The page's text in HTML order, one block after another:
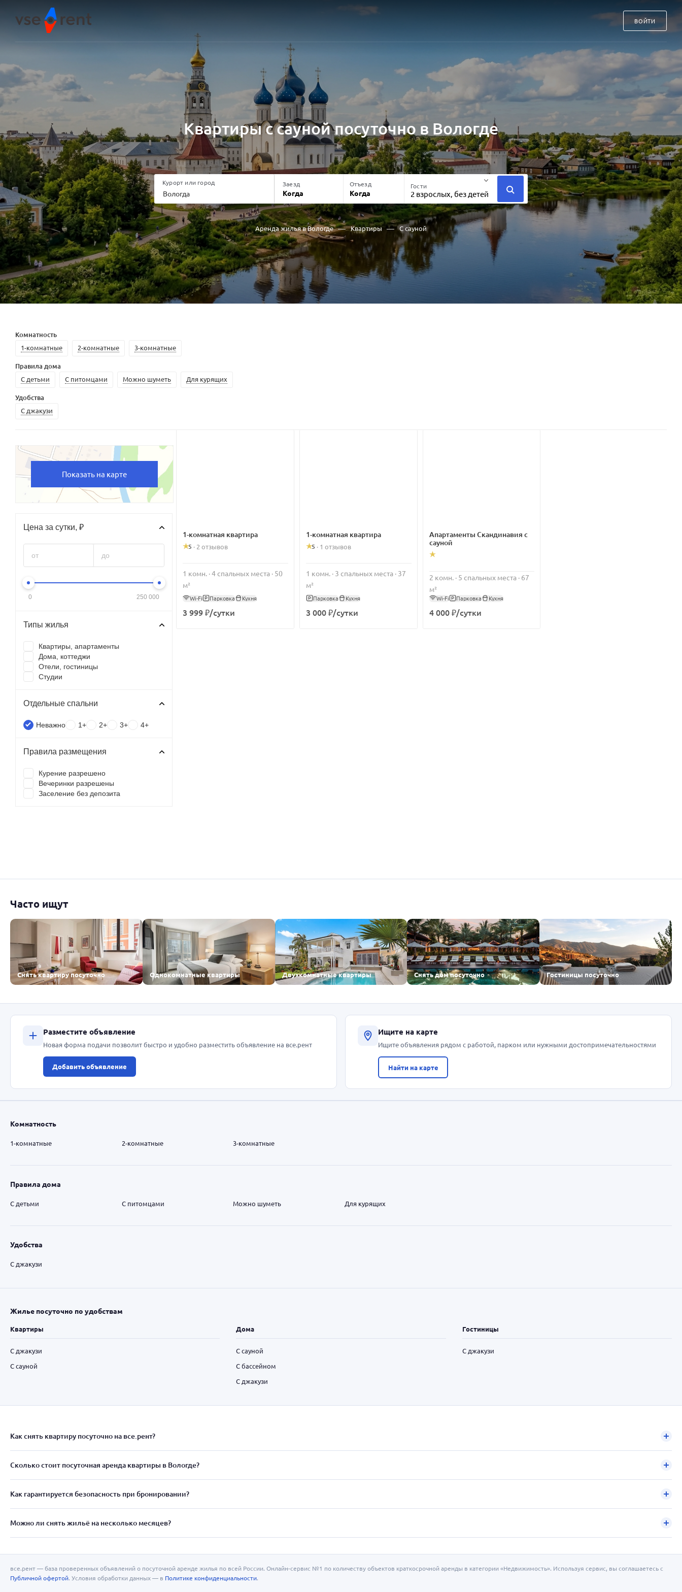
ВОЙТИ
Квартиры с сауной посуточно в Вологде
Курорт или город Заезд
Когда
Отъезд
Когда
Гости
2 взрослых, без детей
Аренда жилья в Вологде — Квартиры — С сауной
Комнатность
1-комнатные 2-комнатные 3-комнатные
Правила дома
С детьми С питомцами Можно шуметь Для курящих
Удобства
С джакузи
1-комнатная квартира
5 · 2 отзывов
1 комн. · 4 спальных места · 50
м²
Wi-Fi Парковка Кухня
3 999 ₽/сутки
1-комнатная квартира
5 · 1 отзывов
1 комн. · 3 спальных места · 37
м²
Парковка Кухня
3 000 ₽/сутки
Апартаменты Скандинавия с
сауной
2 комн. · 5 спальных места · 67
м²
Wi-Fi Парковка Кухня
4 000 ₽/сутки
Показать на карте
Цена за сутки, ₽
0 250 000
Типы жилья
Квартиры, апартаменты
Дома, коттеджи
Отели, гостиницы
Студии
Отдельные спальни
Неважно 1+ 2+ 3+ 4+
Правила размещения
Курение разрешено
Вечеринки разрешены
Заселение без депозита
Часто ищут
Снять квартиру посуточно Однокомнатные квартиры Двухкомнатные квартиры Снять дом посуточно Гостиницы посуточно
Разместите объявление
Новая форма подачи позволит быстро и удобно разместить объявление на все.рент
Добавить объявление
Ищите на карте
Ищите объявления рядом с работой, парком или нужными достопримечательностями
Найти на карте
Комнатность
1-комнатные 2-комнатные 3-комнатные
Правила дома
С детьми С питомцами Можно шуметь Для курящих
Удобства
С джакузи
Жилье посуточно по удобствам
Квартиры
С джакузи
С сауной
Дома
С сауной
С бассейном
С джакузи
Гостиницы
С джакузи
Как снять квартиру посуточно на все.рент?
Сколько стоит посуточная аренда квартиры в Вологде?
Как гарантируется безопасность при бронировании?
Можно ли снять жильё на несколько месяцев?
все.рент — база проверенных объявлений о посуточной аренде жилья по всей России. Онлайн-сервис №1 по количеству объектов краткосрочной аренды в категории «Недвижимость». Используя сервис, вы соглашаетесь с
Публичной офертой. Условия обработки данных — в Политике конфиденциальности.